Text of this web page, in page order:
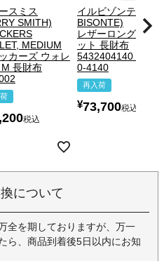
スミス
SMITH)
MEDIUM
カーズ ウォレ
M 長財布
税込
イルビゾンテ (IL
BISONTE)
レザーロングウォ
ット 長財布
5432404140
0-4140
再入荷
¥73,700税込
について
全を期しておりますが、万一
ら、商品到着後5日以内にお知